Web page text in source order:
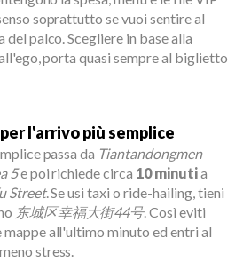
soprattutto se vuoi sentire al
del palco. Scegliere in base alla
porta quasi sempre al biglietto
l'arrivo più semplice
passa da Tiantandongmen
5e poi richiede circa 10 minutia
Street. Se usi taxi o ride-hailing, tieni
东城区幸福大街44号. Così eviti
mappe all'ultimo minuto ed entri al
stress.